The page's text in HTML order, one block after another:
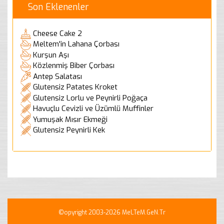
Son Eklenenler
Cheese Cake 2
Meltem'in Lahana Çorbası
Kurşun Aşı
Közlenmiş Biber Çorbası
Antep Salatası
Glutensiz Patates Kroket
Glutensiz Lorlu ve Peynirli Poğaça
Havuçlu Cevizli ve Üzümlü Muffinler
Yumuşak Mısır Ekmeği
Glutensiz Peynirli Kek
©opyright 2003-2026 MeLTeM.GeN.Tr